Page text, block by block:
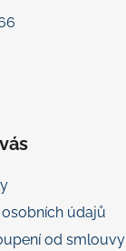
údajů
od smlouvy